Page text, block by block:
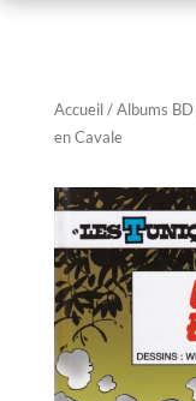
Accueil/Albums BD
en Cavale